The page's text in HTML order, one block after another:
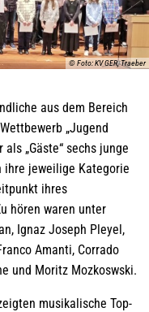
© Foto: KV GER, Traeber
aus dem Bereich
„Jugend
„Gäste“ sechs junge
ihre jeweilige Kategorie
ihres
hören waren unter
Ignaz Joseph Pleyel,
Amanti, Corrado
und Moritz Mozkoswski.
musikalische Top-